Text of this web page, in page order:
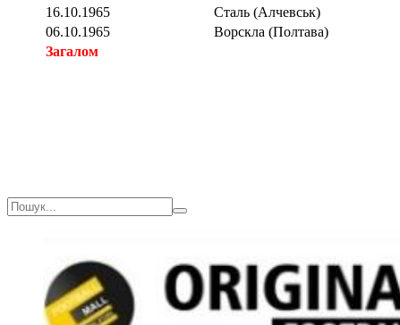
16.10.1965
Сталь (Алчевськ)
06.10.1965
Ворскла (Полтава)
Загалом